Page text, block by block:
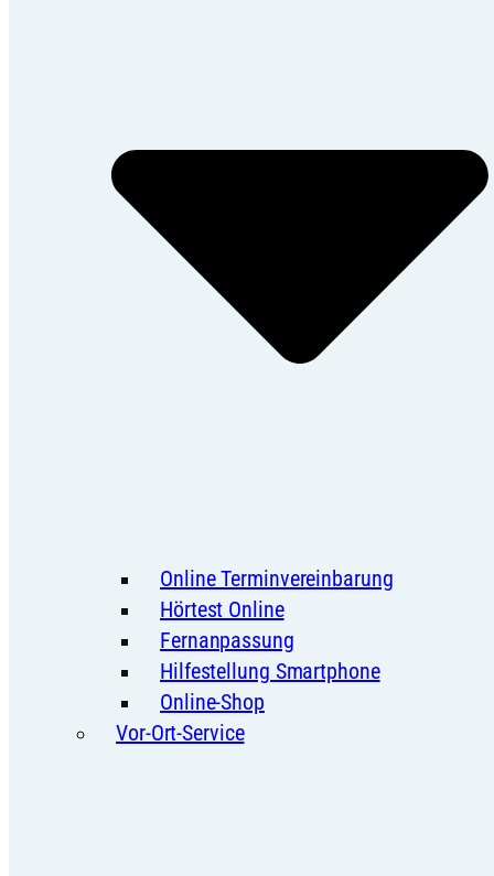
Online Terminvereinbarung
Hörtest Online
Fernanpassung
Hilfestellung Smartphone
Online-Shop
Vor-Ort-Service